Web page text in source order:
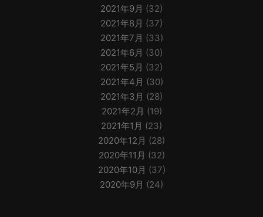
2021年9月 (32)
2021年8月 (37)
2021年7月 (33)
2021年6月 (30)
2021年5月 (32)
2021年4月 (30)
2021年3月 (28)
2021年2月 (19)
2021年1月 (23)
2020年12月 (28)
2020年11月 (32)
2020年10月 (37)
2020年9月 (24)